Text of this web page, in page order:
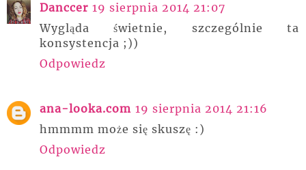
Danccer 19 sierpnia 2014 21:07
Wygląda świetnie, szczególnie ta
konsystencja ;))
Odpowiedz
ana-looka.com 19 sierpnia 2014 21:16
hmmmm może się skuszę :)
Odpowiedz